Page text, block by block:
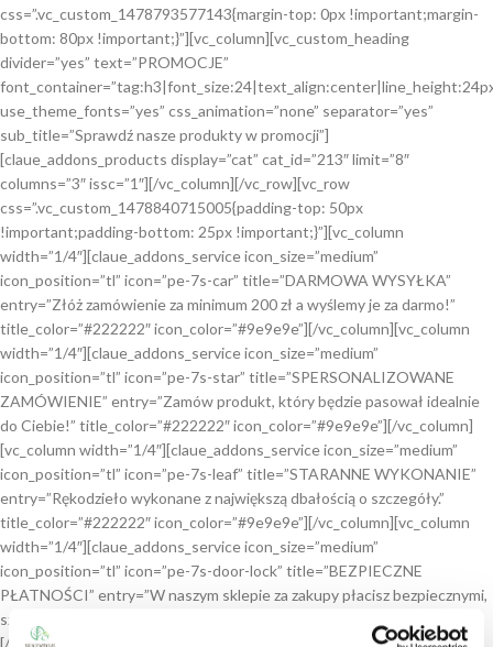
css=”.vc_custom_1478793577143{margin-top: 0px !important;margin-
bottom: 80px !important;}”][vc_column][vc_custom_heading
divider=”yes” text=”PROMOCJE”
use_theme_fonts=”yes” css_animation=”none” separator=”yes”
sub_title=”Sprawdź nasze produkty w promocji”]
[claue_addons_products display=”cat” cat_id=”213″ limit=”8″
columns=”3″ issc=”1″][/vc_column][/vc_row][vc_row
css=”.vc_custom_1478840715005{padding-top: 50px
!important;padding-bottom: 25px !important;}”][vc_column
width=”1/4″][claue_addons_service icon_size=”medium”
icon_position=”tl” icon=”pe-7s-car” title=”DARMOWA WYSYŁKA”
entry=”Złóż zamówienie za minimum 200 zł a wyślemy je za darmo!”
title_color=”#222222″ icon_color=”#9e9e9e”][/vc_column][vc_column
width=”1/4″][claue_addons_service icon_size=”medium”
icon_position=”tl” icon=”pe-7s-star” title=”SPERSONALIZOWANE
ZAMÓWIENIE” entry=”Zamów produkt, który będzie pasował idealnie
do Ciebie!” title_color=”#222222″ icon_color=”#9e9e9e”][/vc_column]
[vc_column width=”1/4″][claue_addons_service icon_size=”medium”
icon_position=”tl” icon=”pe-7s-leaf” title=”STARANNE WYKONANIE”
entry=”Rękodzieło wykonane z największą dbałością o szczegóły.”
title_color=”#222222″ icon_color=”#9e9e9e”][/vc_column][vc_column
width=”1/4″][claue_addons_service icon_size=”medium”
icon_position=”tl” icon=”pe-7s-door-lock” title=”BEZPIECZNE
PŁATNOŚCI” entry=”W naszym sklepie za zakupy płacisz bezpiecznymi,
szybkimi płatnościami.” title_color=”#222222″ icon_color=”#9e9e9e”]
[/vc_column][/vc_row]